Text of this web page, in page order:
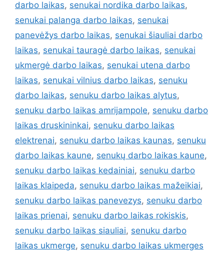
darbo laikas, senukai nordika darbo laikas,
senukai palanga darbo laikas, senukai
panevėžys darbo laikas, senukai šiauliai darbo
laikas, senukai tauragė darbo laikas, senukai
ukmergė darbo laikas, senukai utena darbo
laikas, senukai vilnius darbo laikas, senuku
darbo laikas, senuku darbo laikas alytus,
senuku darbo laikas amrijampole, senuku darbo
laikas druskininkai, senuku darbo laikas
elektrenai, senuku darbo laikas kaunas, senuku
darbo laikas kaune, senukų darbo laikas kaune,
senuku darbo laikas kedainiai, senuku darbo
laikas klaipeda, senuku darbo laikas mažeikiai,
senuku darbo laikas panevezys, senuku darbo
laikas prienai, senuku darbo laikas rokiskis,
senuku darbo laikas siauliai, senuku darbo
laikas ukmerge, senuku darbo laikas ukmerges